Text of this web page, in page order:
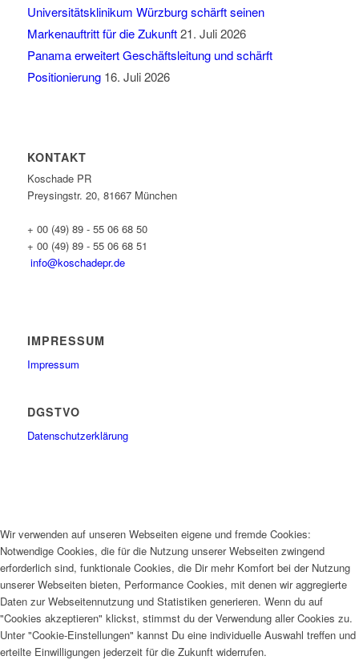
Universitätsklinikum Würzburg schärft seinen
Markenauftritt für die Zukunft 21. Juli 2026
Panama erweitert Geschäftsleitung und schärft
Positionierung 16. Juli 2026
KONTAKT
Koschade PR
Preysingstr. 20, 81667 München
+ 00 (49) 89 - 55 06 68 50
+ 00 (49) 89 - 55 06 68 51
info@koschadepr.de
IMPRESSUM
Impressum
DGSTVO
Datenschutzerklärung
Wir verwenden auf unseren Webseiten eigene und fremde Cookies:
Notwendige Cookies, die für die Nutzung unserer Webseiten zwingend
erforderlich sind, funktionale Cookies, die Dir mehr Komfort bei der Nutzung
unserer Webseiten bieten, Performance Cookies, mit denen wir aggregierte
Daten zur Webseitennutzung und Statistiken generieren. Wenn du auf
"Cookies akzeptieren" klickst, stimmst du der Verwendung aller Cookies zu.
Unter "Cookie-Einstellungen" kannst Du eine individuelle Auswahl treffen und
erteilte Einwilligungen jederzeit für die Zukunft widerrufen.